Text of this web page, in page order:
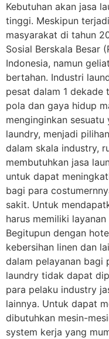
Kebutuhan akan jasa
tinggi. Meskipun
masyarakat di tahun
Sosial Berskala Besar
Indonesia, namun
bertahan. Industri
pesat dalam 1 dekade
pola dan gaya hidup
menginginkan
laundry, menjadi
dalam skala industry,
membutuhkan jasa
untuk dapat
bagi para
sakit. Untuk
harus memiliki
Begitupun dengan
kebersihan linen dan
dalam pelayanan bagi
laundry tidak dapat
para pelaku industry
lainnya. Untuk dapat
dibutuhkan mesin-
system kerja yang